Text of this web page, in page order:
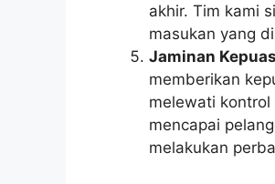
akhir. Tim kami
masukan yang
Jaminan
memberikan
melewati
mencapai
melakukan